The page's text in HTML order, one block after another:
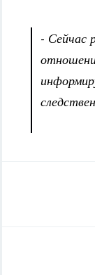
- Сейчас